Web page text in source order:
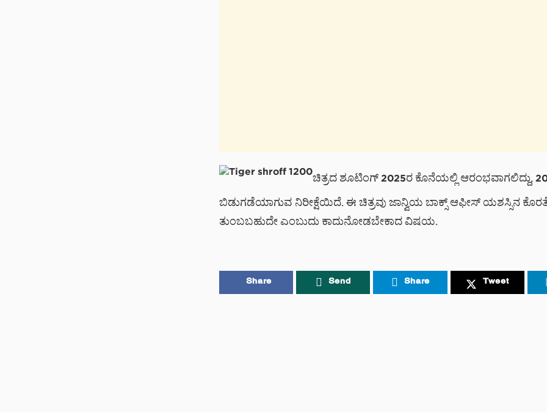
ಚಿತ್ರದ ಶೂಟಿಂಗ್ 2025ರ ಕೊನೆಯಲ್ಲಿ ಆರಂಭವಾಗಲಿದ್ದು,
ಬಿಡುಗಡೆಯಾಗುವ ನಿರೀಕ್ಷೆಯಿದೆ. ಈ ಚಿತ್ರವು ಜಾನ್ವಿಯ ಬಾಕ್ಸ್ ಆಫೀಸ್ ಯಶಸ್ಸಿನ
ತುಂಬಬಹುದೇ ಎಂಬುದು ಕಾದುನೋಡಬೇಕಾದ ವಿಷಯ.
Share Send Share Tweet